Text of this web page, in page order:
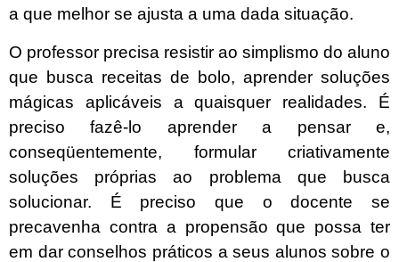
a que melhor se ajusta a uma dada situação.
O professor precisa resistir ao simplismo do aluno
que busca receitas de bolo, aprender soluções
mágicas aplicáveis a quaisquer realidades. É
preciso fazê-lo aprender a pensar e,
conseqüentemente, formular criativamente
soluções próprias ao problema que busca
solucionar. É preciso que o docente se
precavenha contra a propensão que possa ter
em dar conselhos práticos a seus alunos sobre o